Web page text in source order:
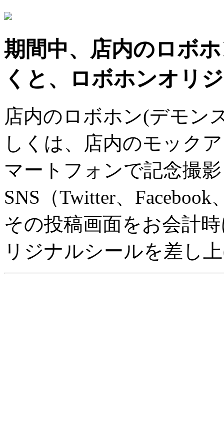
期間中、店内のロボ
くと、ロボホンオリ
店内のロボホン(デモン
しくは、店内のモック
マートフォンで記念撮
SNS（Twitter、
その投稿画面をお会計
リジナルシールを差し